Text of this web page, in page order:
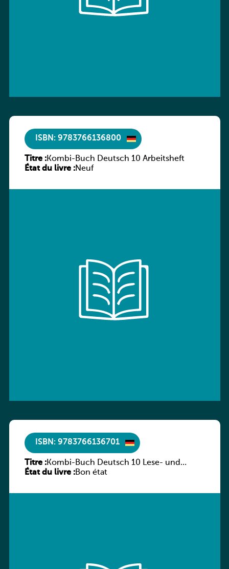
ISBN: 9783766136800
Titre :Kombi-Buch Deutsch 10 Arbeitsheft
État du livre :Neuf
ISBN: 9783766136701
Titre :Kombi-Buch Deutsch 10 Lese- und
Sprachbuch
État du livre :Bon état